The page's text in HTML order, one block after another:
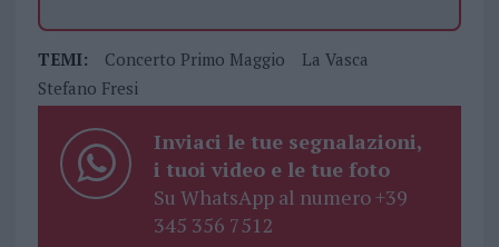
TEMI: Concerto Primo Maggio
La Vasca
Stefano Fresi
Inviaci le tue segnalazioni,
i tuoi video e le tue foto
Su WhatsApp al numero +39
345 356 7512